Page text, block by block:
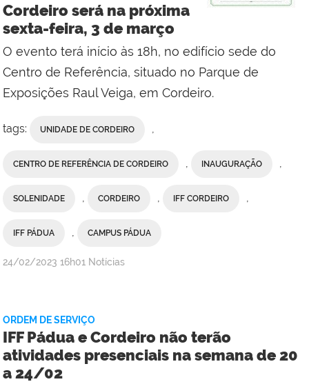
Comunicação
Social
da
Cordeiro será na próxima
sexta-feira, 3 de março
O evento terá início às 18h, no edifício sede do
Centro de Referência, situado no Parque de
Exposições Raul Veiga, em Cordeiro.
tags: UNIDADE DE CORDEIRO ,
CENTRO DE REFERÊNCIA DE CORDEIRO , INAUGURAÇÃO ,
SOLENIDADE , CORDEIRO , IFF CORDEIRO ,
IFF PÁDUA , CAMPUS PÁDUA
por
Itaperuna
com
Comunicação
publicado
24/02/2023 16h01 Notícias
ORDEM DE SERVIÇO
IFF Pádua e Cordeiro não terão
atividades presenciais na semana de 20
a 24/02